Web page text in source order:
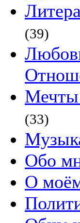
(39)
Мечты
(33)
Обо
О